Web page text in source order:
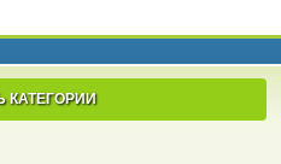
КАТЕГОРИИ